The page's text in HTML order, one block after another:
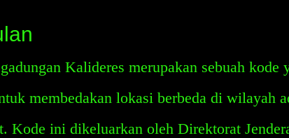
Kalideres merupakan sebuah kode
membedakan lokasi berbeda di wilayah
Kode ini dikeluarkan oleh Direktorat